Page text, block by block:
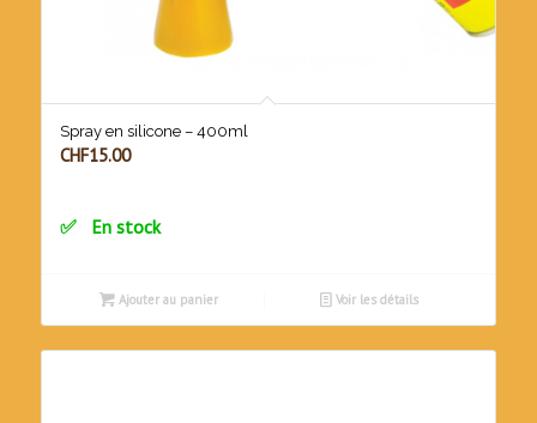
Spray en silicone – 400ml
CHF15.00
En stock
Ajouter au panier Voir les détails